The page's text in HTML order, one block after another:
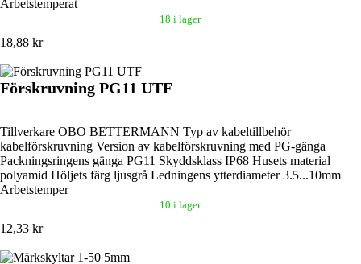
Arbetstemperat
18 i lager
18,88 kr
Förskruvning PG11 UTF
Tillverkare OBO BETTERMANN Typ av kabeltillbehör
kabelförskruvning Version av kabelförskruvning med PG-gänga
Packningsringens gänga PG11 Skyddsklass IP68 Husets material
polyamid Höljets färg ljusgrå Ledningens ytterdiameter 3.5...10mm
Arbetstemper
10 i lager
12,33 kr